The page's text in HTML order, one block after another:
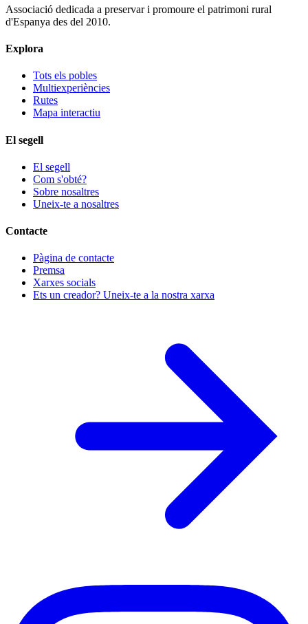
Associació dedicada a preservar i promoure el patrimoni rural
d'Espanya des del 2010.
Explora
Tots els pobles
Multiexperiències
Rutes
Mapa interactiu
El segell
El segell
Com s'obté?
Sobre nosaltres
Uneix-te a nosaltres
Contacte
Pàgina de contacte
Premsa
Xarxes socials
Ets un creador? Uneix-te a la nostra xarxa